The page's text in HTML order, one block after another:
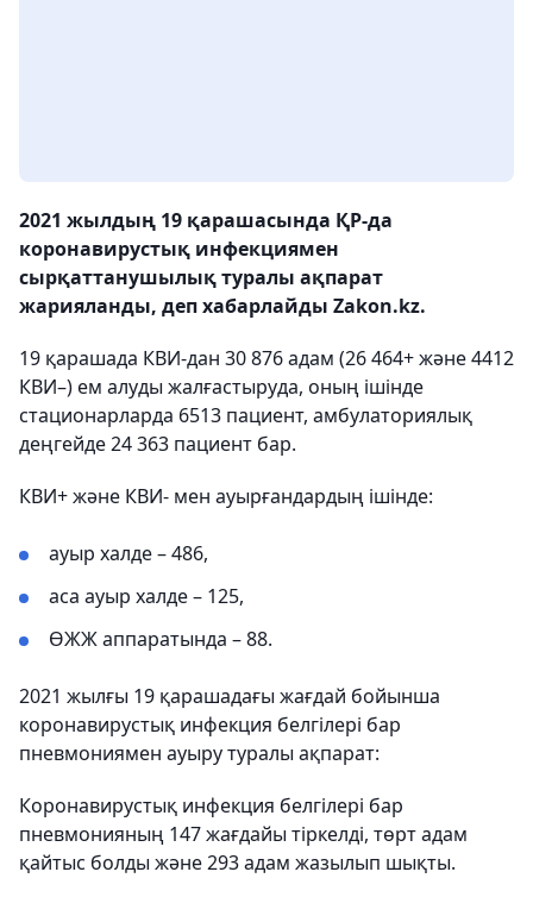
2021 жылдың 19 қарашасында ҚР-да
коронавирустық инфекциямен
сырқаттанушылық туралы ақпарат
жарияланды, деп хабарлайды Zakon.kz.
19 қарашада КВИ-дан 30 876 адам (26 464+ және 4412
КВИ–) ем алуды жалғастыруда, оның ішінде
стационарларда 6513 пациент, амбулаториялық
деңгейде 24 363 пациент бар.
КВИ+ және КВИ- мен ауырғандардың ішінде:
ауыр халде – 486,
аса ауыр халде – 125,
ӨЖЖ аппаратында – 88.
2021 жылғы 19 қарашадағы жағдай бойынша
коронавирустық инфекция белгілері бар
пневмониямен ауыру туралы ақпарат:
Коронавирустық инфекция белгілері бар
пневмонияның 147 жағдайы тіркелді, төрт адам
қайтыс болды және 293 адам жазылып шықты.